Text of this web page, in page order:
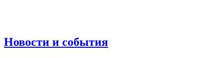
Новости и события